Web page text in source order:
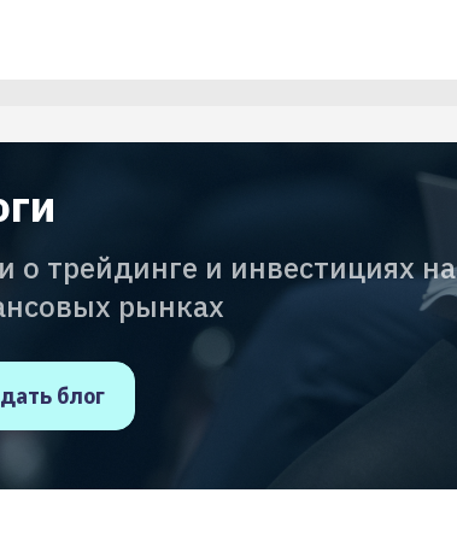
о трейдинге и инвестициях на
рынках
блог